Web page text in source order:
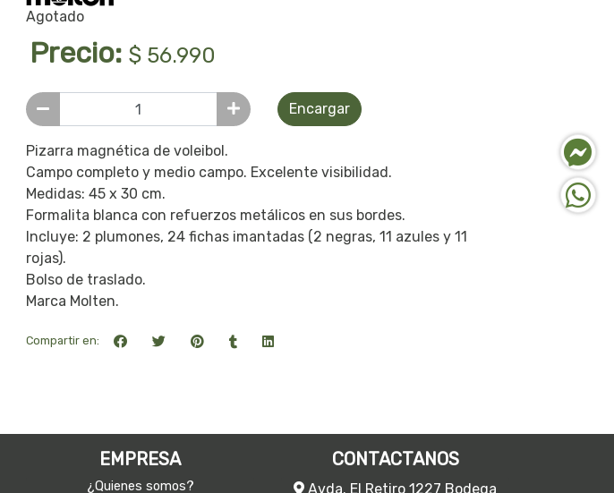
Agotado
Precio: $ 56.990
Encargar
Pizarra magnética de voleibol.
Campo completo y medio campo. Excelente visibilidad.
Medidas: 45 x 30 cm.
Formalita blanca con refuerzos metálicos en sus bordes.
Incluye: 2 plumones, 24 fichas imantadas (2 negras, 11 azules y 11
rojas).
Bolso de traslado.
Marca Molten.
Compartir en:
EMPRESA
¿Quienes somos?
CONTACTANOS
Avda. El Retiro 1227 Bodega